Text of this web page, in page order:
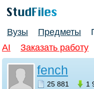
Вузы Предметы
AI
Заказать работу
fench
25 881 1